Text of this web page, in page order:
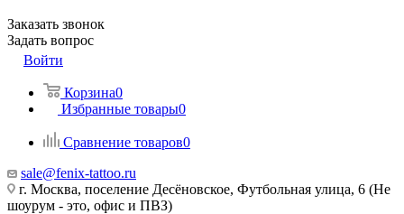
Заказать звонок
Задать вопрос
Войти
Корзина0
Избранные товары0
Сравнение товаров0
sale@fenix-tattoo.ru
г. Москва, поселение Десёновское, Футбольная улица, 6 (Не
шоурум - это, офис и ПВЗ)